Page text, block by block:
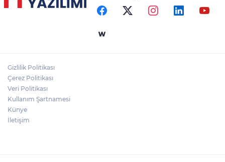
Gizlilik Politikası
Çerez Politikası
Veri Politikası
Kullanım Şartnamesi
Künye
İletişim